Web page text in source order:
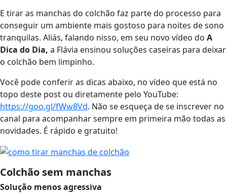
E tirar as manchas do colchão faz parte do processo para
conseguir um ambiente mais gostoso para noites de sono
tranquilas. Aliás, falando nisso, em seu novo vídeo do A
Dica do Dia, a Flávia ensinou soluções caseiras para deixar
o colchão bem limpinho.
Você pode conferir as dicas abaixo, no vídeo que está no
topo deste post ou diretamente pelo YouTube:
https://goo.gl/fWw8Vd. Não se esqueça de se inscrever no
canal para acompanhar sempre em primeira mão todas as
novidades. É rápido e gratuito!
Colchão sem manchas
Solução menos agressiva